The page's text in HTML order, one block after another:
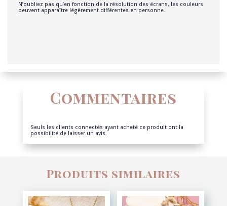
N’oubliez pas qu’en fonction de la résolution des écrans, les couleurs
peuvent apparaître légèrement différentes en personne.
Commentaires
Seuls les clients connectés ayant acheté ce produit ont la
possibilité de laisser un avis.
Produits similaires